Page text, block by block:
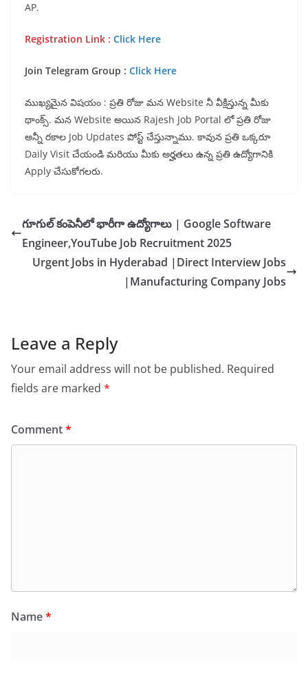
AP.
Registration Link : Click Here
Join Telegram Group : Click Here
ముఖ్యమైన విషయం : ప్రతి రోజు మన Website నీ వీక్షిస్తున్న మీకు
థాంక్స్. మన Website అయిన Rajesh Job Portal లో ప్రతి రోజు
అన్నీ రకాల Job Updates పోస్ట్ చేస్తున్నాము. కావున ప్రతి ఒక్కరూ
Daily Visit చేయండి మరియు మీకు అర్హతలు ఉన్న ప్రతి ఉద్యోగానికి
Apply చేసుకోగలరు.
గూగుల్ కంపెనీలో భారీగా ఉద్యోగాలు | Google Software
Engineer,YouTube Job Recruitment 2025
Urgent Jobs in Hyderabad |Direct Interview Jobs
|Manufacturing Company Jobs
Leave a Reply
Your email address will not be published. Required
fields are marked *
Comment*
Name*